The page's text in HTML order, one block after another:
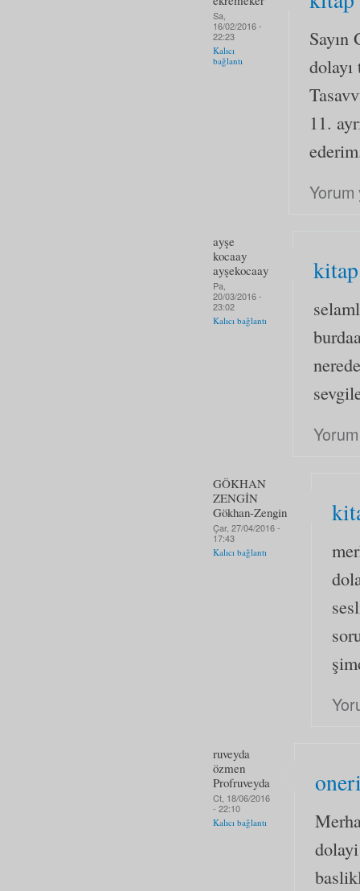
Sa,
16/02/2016 -
22:23
Kalıcı
bağlantı
dolayı
11.
ayşe
kocaay
ayşekocaay
Pa,
20/03/2016 -
23:02
Kalıcı bağlantı
GÖKHAN
ZENGİN
Gökhan-Zengin
Çar, 27/04/2016 -
17:43
Kalıcı bağlantı
ruveyda
özmen
Profruveyda
Ct, 18/06/2016
- 22:10
Kalıcı bağlantı